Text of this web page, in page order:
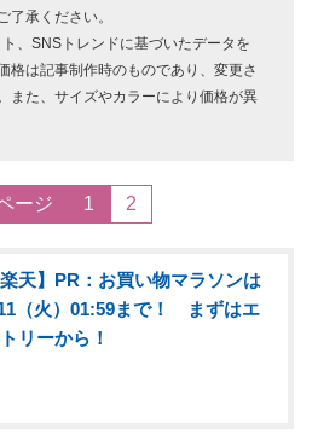
了承ください。
、SNSトレンドに基づいたデータを
格は記事制作時のものであり、変更さ
また、サイズやカラーにより価格が異
ージ 1 2
楽天】PR：お買い物マラソンは
（火）01:59まで！ まずはエ
リーから！